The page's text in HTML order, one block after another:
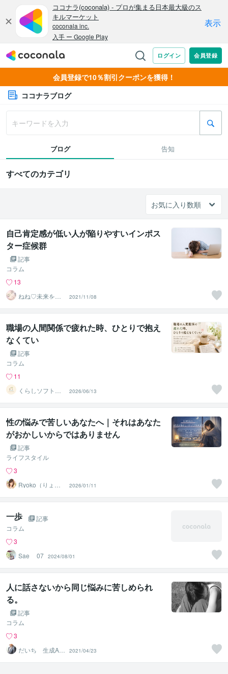
会員登録で10％割引クーポンを獲得！
ココナラブログ
ブログ 告知
すべてのカテゴリ
自己肯定感が低い人が陥りやすいインポス
ター症候群
記事
コラム
13
ねね♡未来をひ
らく言葉
2021/11/08
職場の人間関係で疲れた時、ひとりで抱え
なくてい
記事
コラム
11
くらしソフト｜
気持ちを整える
話し相手
2026/06/13
性の悩みで苦しいあなたへ｜それはあなた
がおかしいからではありません
記事
ライフスタイル
3
Ryoko（りょう
こ）
2026/01/11
一歩
記事
コラム
3
Sae__07 2024/08/01
人に話さないから同じ悩みに苦しめられ
る。
記事
コラム
3
だいち 生成AI
を教える達人
2021/04/23